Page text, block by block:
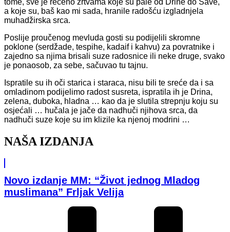
a koje su, baš kao mi sada, hranile radošću izgladnjela
muhadžirska srca.
Poslije proučenog mevluda gosti su podijelili skromne
poklone (serdžade, tespihe, kadaif i kahvu) za povratnike i
zajedno sa njima brisali suze radosnice ili neke druge, svako
je ponaosob, za sebe, sačuvao tu tajnu.
Ispratile su ih oči starica i staraca, nisu bili te sreće da i sa
omladinom podijelimo radost susreta, ispratila ih je Drina,
zelena, duboka, hladna … kao da je slutila strepnju koju su
osjećali … hučala je jače da nadhuči njihova srca, da
nadhuči suze koje su im klizile ka njenoj modrini …
NAŠA IZDANJA
Novo izdanje MM: “Život jednog Mladog
muslimana” Frljak Velija